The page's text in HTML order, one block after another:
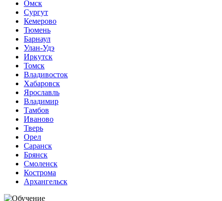
Омск
Сургут
Кемерово
Тюмень
Барнаул
Улан-Удэ
Иркутск
Томск
Владивосток
Хабаровск
Ярославль
Владимир
Тамбов
Иваново
Тверь
Орел
Саранск
Брянск
Смоленск
Кострома
Архангельск